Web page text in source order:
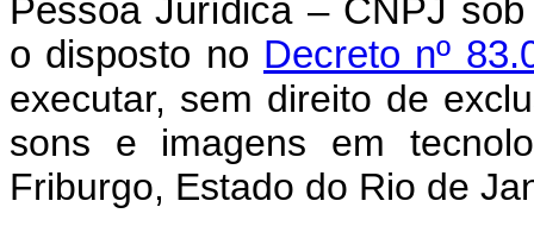
Pessoa Jurídica – CNPJ
o disposto no Decreto nº
executar, sem direito de
sons e imagens em
Friburgo, Estado do Rio de